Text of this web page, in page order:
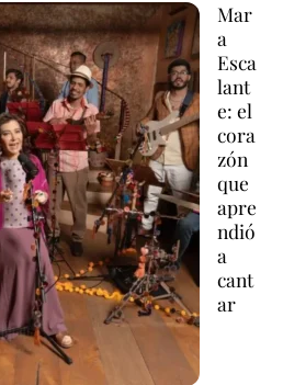
Mar
a
Esca
lant
e: el
cora
zón
que
apre
ndió
a
cant
ar